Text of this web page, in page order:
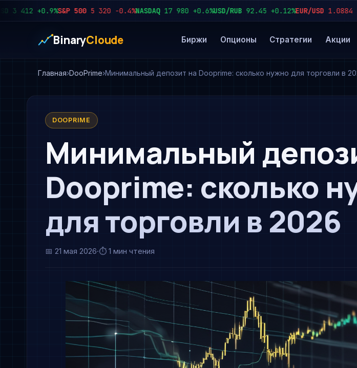
+0.9%S&P 500 5 320 −0.4%NASDAQ 17 980 +0.6%USD/RUB 92.45 +0.12%EUR/USD 1.0884
BinaryCloude Биржи Опционы Стратегии Акции
Главная DooPrime Минимальный депозит на Dooprime: сколько нужно для торговли в
DOOPRIME
Минимальный
Dooprime: сколько
для торговли в 2026
📅21 мая 2026·⏱ 1 мин чтения